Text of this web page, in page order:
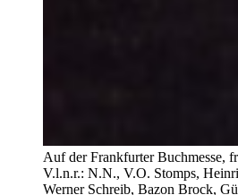
Auf der Frankfurter Buchmesse,
V.l.n.r.: N.N., V.O. Stomps,
Werner Schreib, Bazon Brock,